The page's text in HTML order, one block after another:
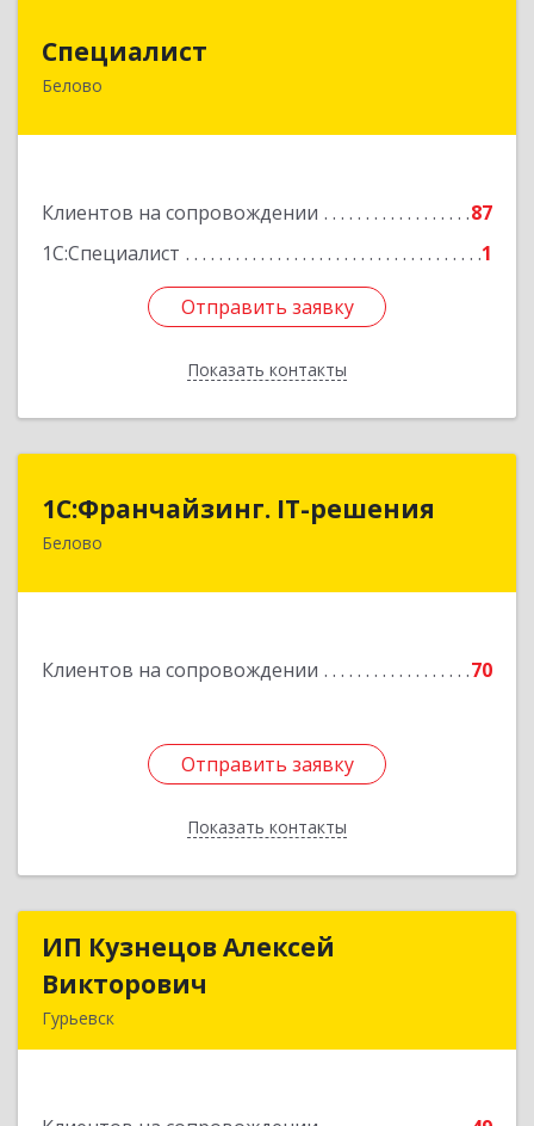
Специалист
Белово
Клиентов на сопровождении
87
1С:Специалист
1
Отправить заявку
Показать контакты
Кемеровская обл, Белово г, Ленина ул, дом №
Отправить заявку
Назад
1С:Франчайзинг. IT-решения
Белово
Клиентов на сопровождении 70
Отправить заявку
Показать контакты
1С:Франчайзинг. IT-решения
Отправить заявку
Назад
ИП Кузнецов Алексей
Викторович
Гурьевск
ИП Кузнецов Алексей